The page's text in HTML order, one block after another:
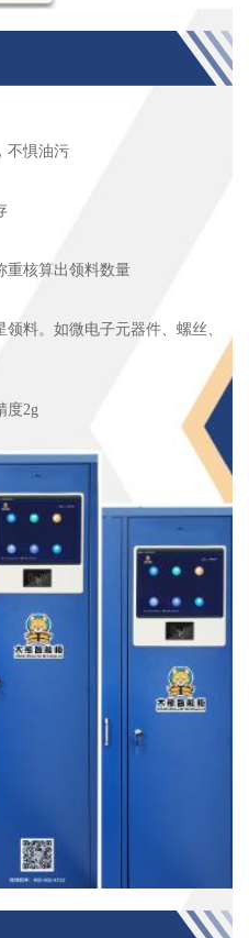
不惧油污
重核算出领料数量
料。如微电子元器件、螺丝、
度2g